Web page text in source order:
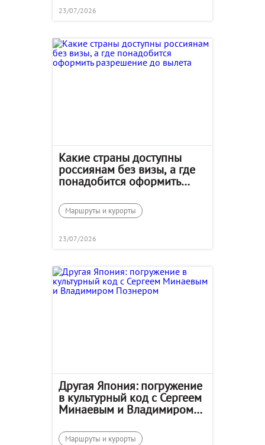
23/07/2026
Какие страны доступны
россиянам без визы, а где
понадобится оформить
Маршруты и курорты
23/07/2026
Другая Япония: погружение
в культурный код с Сергеем
Минаевым и Владимиром
Маршруты и курорты